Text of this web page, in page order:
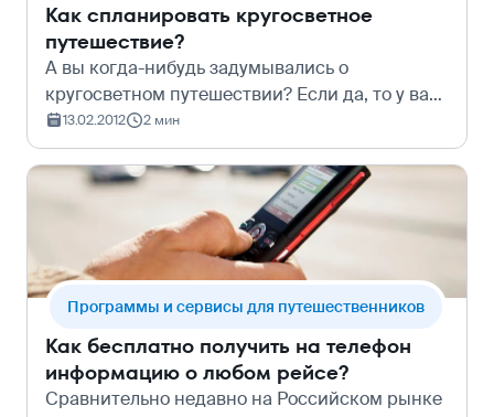
Как спланировать кругосветное
путешествие?
А вы когда-нибудь задумывались о
кругосветном путешествии? Если да, то у вас
есть прекрасная возможность воплотить
свою мечту в реальность.
13.02.2012 2 мин
Программы и сервисы для путешественников
Как бесплатно получить на телефон
информацию о любом рейсе?
Сравнительно недавно на Российском рынке